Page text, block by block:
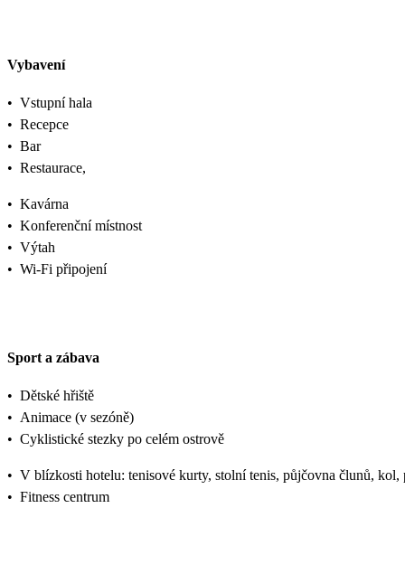
Vybavení
• Vstupní hala
• Recepce
• Bar
• Restaurace,
• Kavárna
• Konferenční místnost
• Výtah
• Wi-Fi připojení
Sport a zábava
• Dětské hřiště
• Animace (v sezóně)
• Cyklistické stezky po celém ostrově
• V blízkosti hotelu: tenisové kurty, stolní tenis, půjčovna člunů, kol,
• Fitness centrum